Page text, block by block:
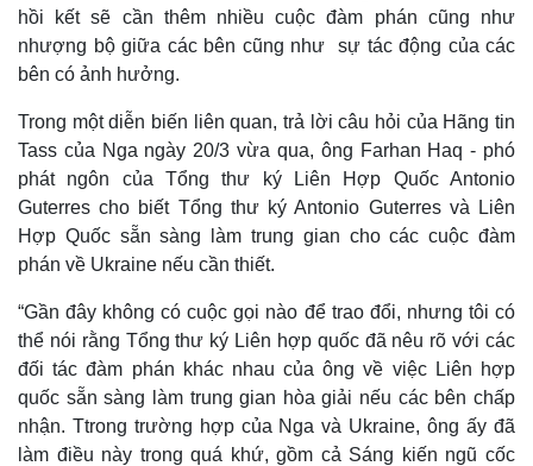
hồi kết sẽ cần thêm nhiều cuộc đàm phán cũng như
nhượng bộ giữa các bên cũng như sự tác động của các
bên có ảnh hưởng.
Trong một diễn biến liên quan, trả lời câu hỏi của Hãng tin
Tass của Nga ngày 20/3 vừa qua, ông Farhan Haq - phó
phát ngôn của Tổng thư ký Liên Hợp Quốc Antonio
Guterres cho biết Tổng thư ký Antonio Guterres và Liên
Hợp Quốc sẵn sàng làm trung gian cho các cuộc đàm
phán về Ukraine nếu cần thiết.
“Gần đây không có cuộc gọi nào để trao đổi, nhưng tôi có
thể nói rằng Tổng thư ký Liên hợp quốc đã nêu rõ với các
đối tác đàm phán khác nhau của ông về việc Liên hợp
quốc sẵn sàng làm trung gian hòa giải nếu các bên chấp
nhận. Ttrong trường hợp của Nga và Ukraine, ông ấy đã
làm điều này trong quá khứ, gồm cả Sáng kiến ngũ cốc